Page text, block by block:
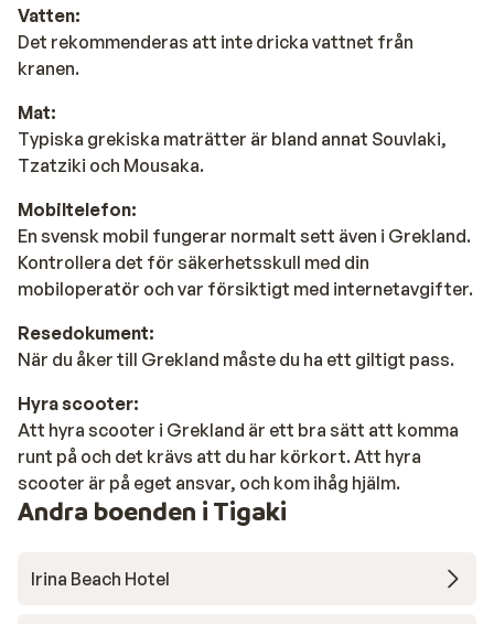
Vatten:
Det rekommenderas att inte dricka vattnet från
kranen.
Mat:
Typiska grekiska maträtter är bland annat Souvlaki,
Tzatziki och Mousaka.
Mobiltelefon:
En svensk mobil fungerar normalt sett även i Grekland.
Kontrollera det för säkerhetsskull med din
mobiloperatör och var försiktigt med internetavgifter.
Resedokument:
När du åker till Grekland måste du ha ett giltigt pass.
Hyra scooter:
Att hyra scooter i Grekland är ett bra sätt att komma
runt på och det krävs att du har körkort. Att hyra
scooter är på eget ansvar, och kom ihåg hjälm.
Andra boenden i Tigaki
Irina Beach Hotel